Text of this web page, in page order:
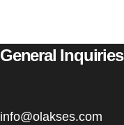
General Inquiries
info@olakses.com